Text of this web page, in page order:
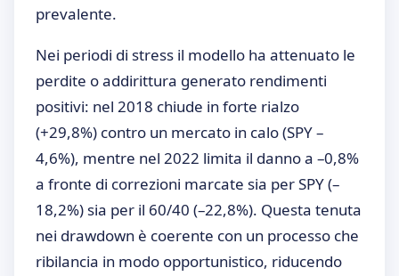
prevalente.
Nei periodi di stress il modello ha attenuato le
perdite o addirittura generato rendimenti
positivi: nel 2018 chiude in forte rialzo
(+29,8%) contro un mercato in calo (SPY –
4,6%), mentre nel 2022 limita il danno a –0,8%
a fronte di correzioni marcate sia per SPY (–
18,2%) sia per il 60/40 (–22,8%). Questa tenuta
nei drawdown è coerente con un processo che
ribilancia in modo opportunistico, riducendo